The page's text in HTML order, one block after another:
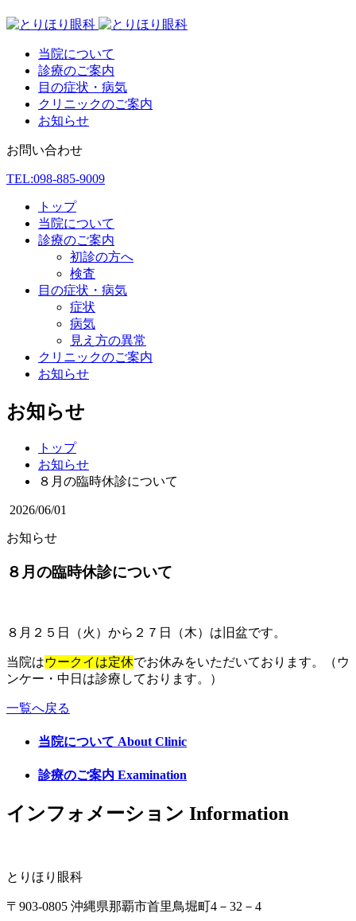
当院について
診療のご案内
目の症状・病気
クリニックのご案内
お知らせ
お問い合わせ
TEL:098-885-9009
トップ
当院について
診療のご案内
初診の方へ
検査
目の症状・病気
症状
病気
見え方の異常
クリニックのご案内
お知らせ
お知らせ
トップ
お知らせ
８月の臨時休診について
2026/06/01
お知らせ
８月の臨時休診について
８月２５日（火）から２７日（木）は旧盆です。
当院はウークイは定休でお休みをいただいております。（ウ
ンケー・中日は診療しております。）
一覧へ戻る
当院について About Clinic
診療のご案内 Examination
インフォメーション Information
とりほり眼科
〒903-0805 沖縄県那覇市首里鳥堀町4－32－4